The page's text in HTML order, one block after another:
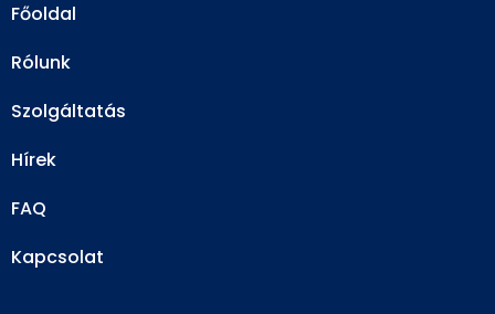
Főoldal
Rólunk
Szolgáltatás
Hírek
FAQ
Kapcsolat